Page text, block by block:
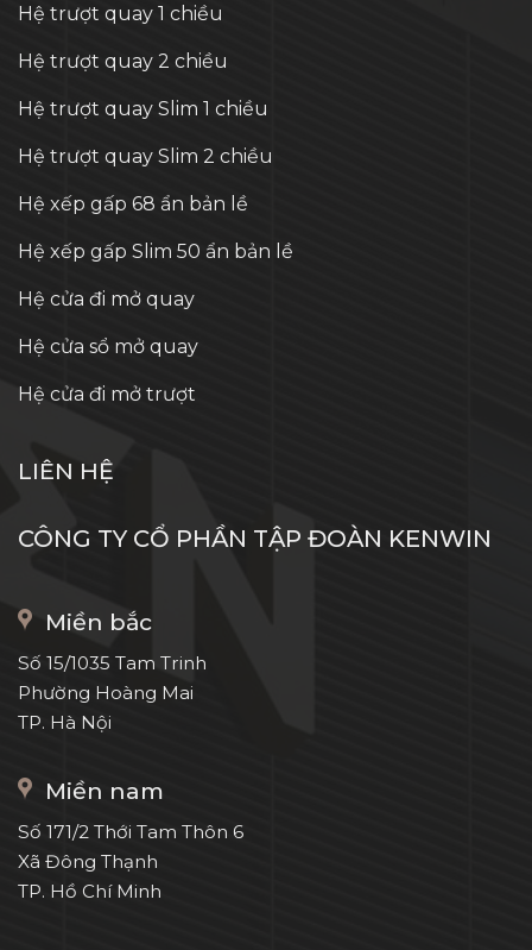
Hệ trượt quay 1 chiều
Hệ trượt quay 2 chiều
Hệ trượt quay Slim 1 chiều
Hệ trượt quay Slim 2 chiều
Hệ xếp gấp 68 ẩn bản lề
Hệ xếp gấp Slim 50 ẩn bản lề
Hệ cửa đi mở quay
Hệ cửa sổ mở quay
Hệ cửa đi mở trượt
LIÊN HỆ
CÔNG TY CỔ PHẦN TẬP ĐOÀN KENWIN
Miền bắc
Số 15/1035 Tam Trinh
Phường Hoàng Mai
TP. Hà Nội
Miền nam
Số 171/2 Thới Tam Thôn 6
Xã Đông Thạnh
TP. Hồ Chí Minh